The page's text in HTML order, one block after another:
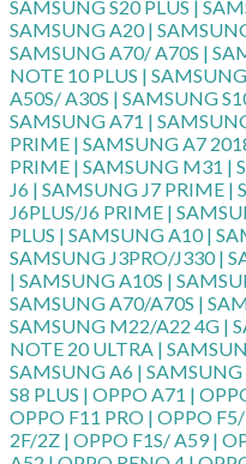
SAMSUNG S20 PLUS |
SAMSUNG A20 |
SAMSUNG A70/ A70S |
NOTE 10 PLUS |
A50S/ A30S | SAMSUNG
SAMSUNG A71 |
PRIME | SAMSUNG A7
PRIME | SAMSUNG M31 |
J6 | SAMSUNG J7 PRIME
J6PLUS/J6 PRIME |
PLUS | SAMSUNG A10 |
SAMSUNG J3PRO/J330 |
| SAMSUNG A10S |
SAMSUNG A70/A70S |
SAMSUNG M22/A22 4G |
NOTE 20 ULTRA |
SAMSUNG A6 |
S8 PLUS | OPPO A71 |
OPPO F11 PRO | OPPO
2F/2Z | OPPO F1S/ A59 |